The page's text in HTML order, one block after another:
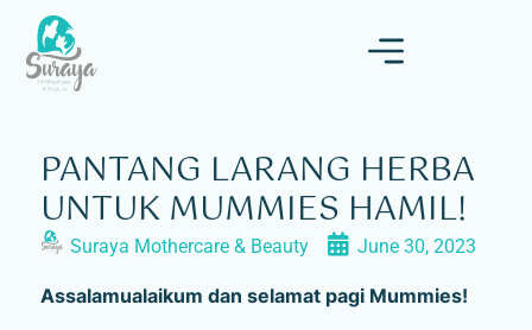
PANTANG LARANG HERBA
UNTUK MUMMIES HAMIL!
Suraya Mothercare & Beauty June 30, 2023
Assalamualaikum dan selamat pagi Mummies!